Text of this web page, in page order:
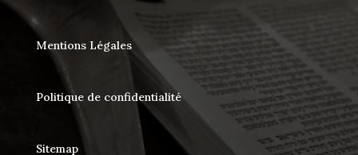
Mentions Légales
Politique de confidentialité
Sitemap